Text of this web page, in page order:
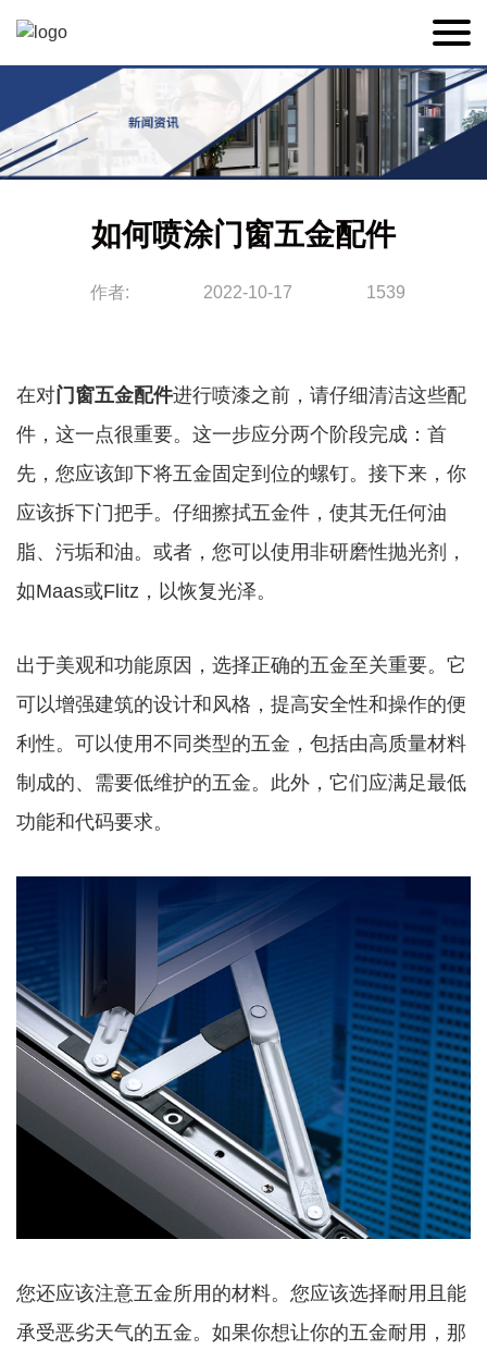
如何喷涂门窗五金配件
作者: 2022-10-17 1539
在对门窗五金配件进行喷漆之前，请仔细清洁这些配
件，这一点很重要。这一步应分两个阶段完成：首
先，您应该卸下将五金固定到位的螺钉。接下来，你
应该拆下门把手。仔细擦拭五金件，使其无任何油
脂、污垢和油。或者，您可以使用非研磨性抛光剂，
如Maas或Flitz，以恢复光泽。
出于美观和功能原因，选择正确的五金至关重要。它
可以增强建筑的设计和风格，提高安全性和操作的便
利性。可以使用不同类型的五金，包括由高质量材料
制成的、需要低维护的五金。此外，它们应满足最低
功能和代码要求。
您还应该注意五金所用的材料。您应该选择耐用且能
承受恶劣天气的五金。如果你想让你的五金耐用，那